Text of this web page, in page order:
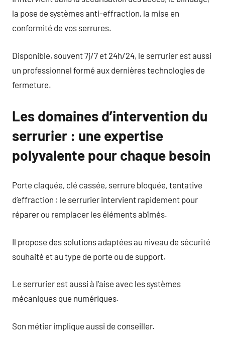
la pose de systèmes anti-effraction, la mise en
conformité de vos serrures.
Disponible, souvent 7j/7 et 24h/24, le serrurier est aussi
un professionnel formé aux dernières technologies de
fermeture.
Les domaines d’intervention du
serrurier : une expertise
polyvalente pour chaque besoin
Porte claquée, clé cassée, serrure bloquée, tentative
d’effraction : le serrurier intervient rapidement pour
réparer ou remplacer les éléments abîmés.
Il propose des solutions adaptées au niveau de sécurité
souhaité et au type de porte ou de support.
Le serrurier est aussi à l’aise avec les systèmes
mécaniques que numériques.
Son métier implique aussi de conseiller.